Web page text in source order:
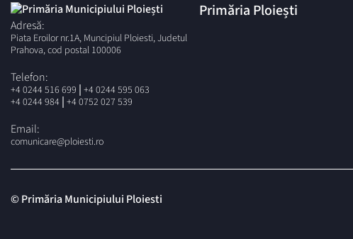
Adresă:
Piata Eroilor nr.1A, Muncipiul Ploiesti, Judetul
Prahova, cod postal 100006
Telefon:
+4 0244 516 699 | +4 0244 595 063
+4 0244 984 | +4 0752 027 539
Email:
comunicare@ploiesti.ro
Primăria Ploiești
© Primăria Municipiului Ploiesti